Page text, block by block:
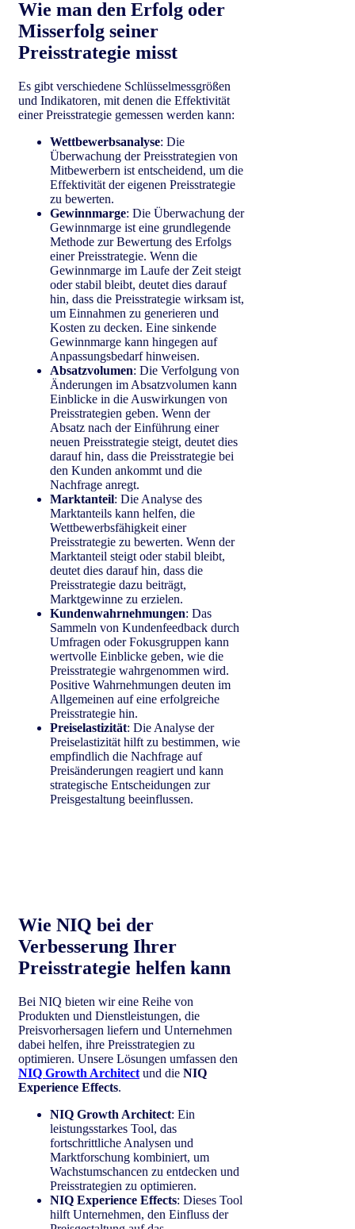
Wie man den Erfolg oder
Misserfolg seiner
Preisstrategie misst
Es gibt verschiedene Schlüsselmessgrößen
und Indikatoren, mit denen die Effektivität
einer Preisstrategie gemessen werden kann:
Wettbewerbsanalyse: Die
Überwachung der Preisstrategien von
Mitbewerbern ist entscheidend, um die
Effektivität der eigenen Preisstrategie
zu bewerten.
Gewinnmarge: Die Überwachung der
Gewinnmarge ist eine grundlegende
Methode zur Bewertung des Erfolgs
einer Preisstrategie. Wenn die
Gewinnmarge im Laufe der Zeit steigt
oder stabil bleibt, deutet dies darauf
hin, dass die Preisstrategie wirksam ist,
um Einnahmen zu generieren und
Kosten zu decken. Eine sinkende
Gewinnmarge kann hingegen auf
Anpassungsbedarf hinweisen.
Absatzvolumen: Die Verfolgung von
Änderungen im Absatzvolumen kann
Einblicke in die Auswirkungen von
Preisstrategien geben. Wenn der
Absatz nach der Einführung einer
neuen Preisstrategie steigt, deutet dies
darauf hin, dass die Preisstrategie bei
den Kunden ankommt und die
Nachfrage anregt.
Marktanteil: Die Analyse des
Marktanteils kann helfen, die
Wettbewerbsfähigkeit einer
Preisstrategie zu bewerten. Wenn der
Marktanteil steigt oder stabil bleibt,
deutet dies darauf hin, dass die
Preisstrategie dazu beiträgt,
Marktgewinne zu erzielen.
Kundenwahrnehmungen: Das
Sammeln von Kundenfeedback durch
Umfragen oder Fokusgruppen kann
wertvolle Einblicke geben, wie die
Preisstrategie wahrgenommen wird.
Positive Wahrnehmungen deuten im
Allgemeinen auf eine erfolgreiche
Preisstrategie hin.
Preiselastizität: Die Analyse der
Preiselastizität hilft zu bestimmen, wie
empfindlich die Nachfrage auf
Preisänderungen reagiert und kann
strategische Entscheidungen zur
Preisgestaltung beeinflussen.
Wie NIQ bei der
Verbesserung Ihrer
Preisstrategie helfen kann
Bei NIQ bieten wir eine Reihe von
Produkten und Dienstleistungen, die
Preisvorhersagen liefern und Unternehmen
dabei helfen, ihre Preisstrategien zu
optimieren. Unsere Lösungen umfassen den
NIQ Growth Architect und die NIQ
Experience Effects.
NIQ Growth Architect: Ein
leistungsstarkes Tool, das
fortschrittliche Analysen und
Marktforschung kombiniert, um
Wachstumschancen zu entdecken und
Preisstrategien zu optimieren.
NIQ Experience Effects: Dieses Tool
hilft Unternehmen, den Einfluss der